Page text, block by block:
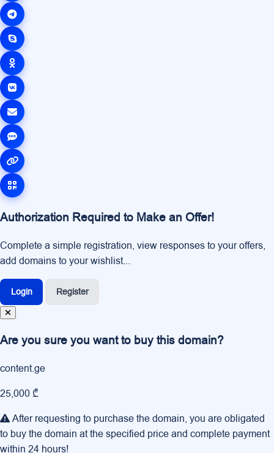
Authorization Required to Make an Offer!
Complete a simple registration, view responses to your offers,
add domains to your wishlist...
Login Register
Are you sure you want to buy this domain?
content.ge
25,000 ₾
After requesting to purchase the domain, you are obligated
to buy the domain at the specified price and complete payment
within 24 hours!